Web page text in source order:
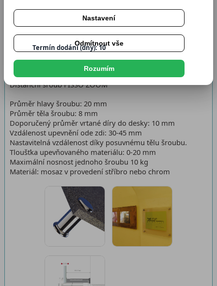
Katalogové číslo:FZ2027
Termín dodání (dny): 10
Distanční šroub FISSO ZOOM
Průměr hlavy šroubu: 20 mm
Průměr těla šroubu: 8 mm
Doporučený průměr vrtané díry do desky: 10 mm
Vzdálenost upevnění ode zdi: 30-45 mm
Nastavitelná vzdálenost díky posuvnému tělu šroubu.
Tloušťka upevňovaného materiálu: 0-20 mm
Maximální nosnost jednoho šroubu 10 kg
Materiál: mosaz v provedení stříbro nebo chrom
Nastavení
Odmítnout vše
Rozumím